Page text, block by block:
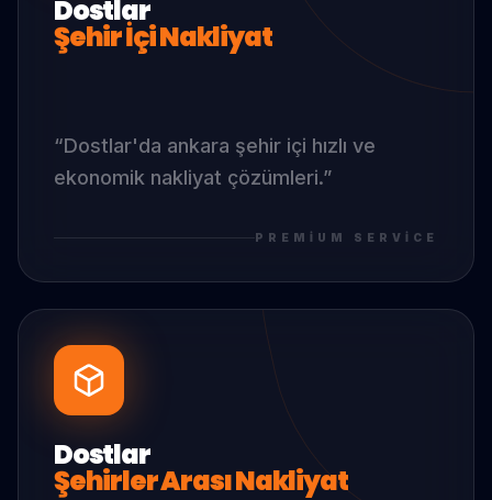
Dostlar
Şehir İçi Nakliyat
“Dostlar'da ankara şehir içi hızlı ve
ekonomik nakliyat çözümleri.”
PREMIUM SERVICE
Dostlar
Şehirler Arası Nakliyat